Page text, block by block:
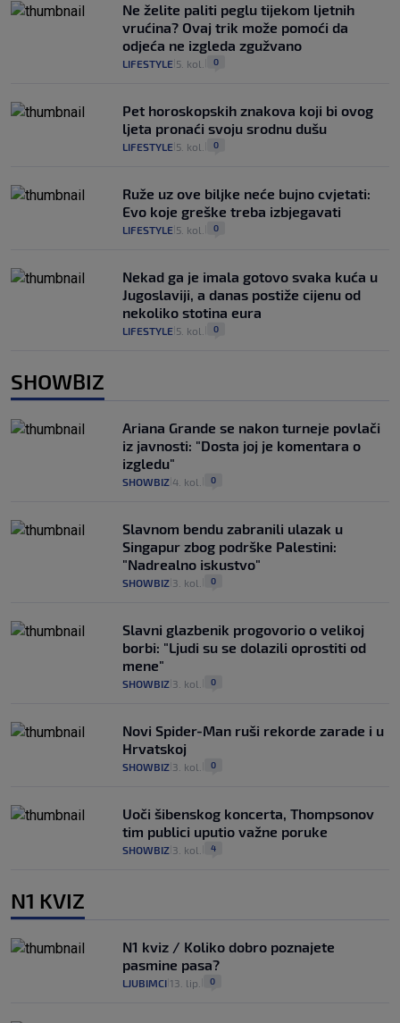
Ne želite paliti peglu tijekom ljetnih
vrućina? Ovaj trik može pomoći da
odjeća ne izgleda zgužvano
LIFESTYLE 5. kol. 0
Pet horoskopskih znakova koji bi ovog
ljeta pronaći svoju srodnu dušu
LIFESTYLE 5. kol. 0
Ruže uz ove biljke neće bujno cvjetati:
Evo koje greške treba izbjegavati
LIFESTYLE 5. kol. 0
Nekad ga je imala gotovo svaka kuća u
Jugoslaviji, a danas postiže cijenu od
nekoliko stotina eura
LIFESTYLE 5. kol. 0
SHOWBIZ
Ariana Grande se nakon turneje povlači
iz javnosti: "Dosta joj je komentara o
izgledu"
SHOWBIZ 4. kol. 0
Slavnom bendu zabranili ulazak u
Singapur zbog podrške Palestini:
"Nadrealno iskustvo"
SHOWBIZ 3. kol. 0
Slavni glazbenik progovorio o velikoj
borbi: "Ljudi su se dolazili oprostiti od
mene"
SHOWBIZ 3. kol. 0
Novi Spider-Man ruši rekorde zarade i u
Hrvatskoj
SHOWBIZ 3. kol. 0
Uoči šibenskog koncerta, Thompsonov
tim publici uputio važne poruke
SHOWBIZ 3. kol. 4
N1 KVIZ
N1 kviz / Koliko dobro poznajete
pasmine pasa?
LJUBIMCI 13. lip. 0